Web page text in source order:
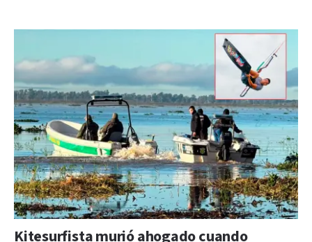
Kitesurfista murió ahogado cuando